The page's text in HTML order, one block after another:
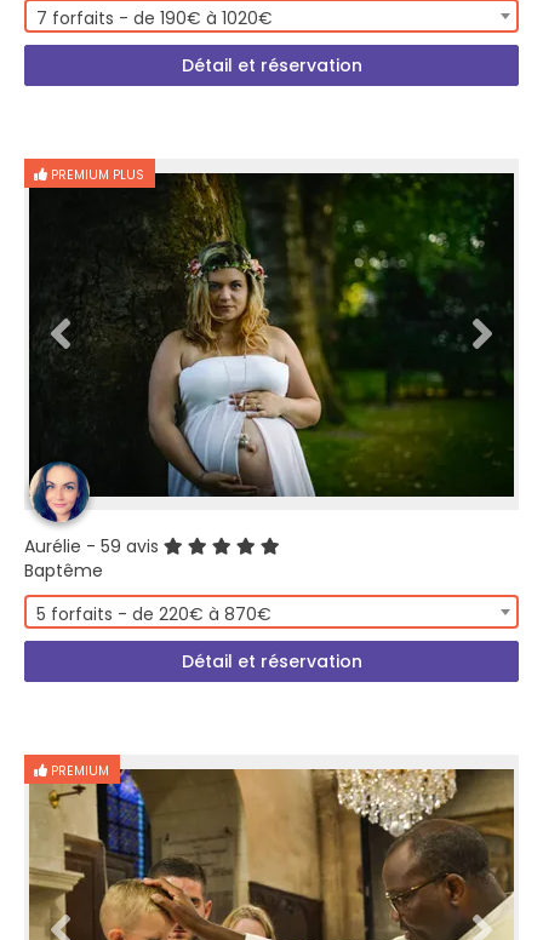
7 forfaits - de 190€ à 1020€
Détail et réservation
PREMIUM PLUS
Aurélie - 59 avis
Baptême
5 forfaits - de 220€ à 870€
Détail et réservation
PREMIUM